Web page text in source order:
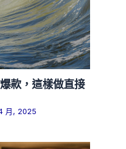
款，這樣做直接
月, 2025